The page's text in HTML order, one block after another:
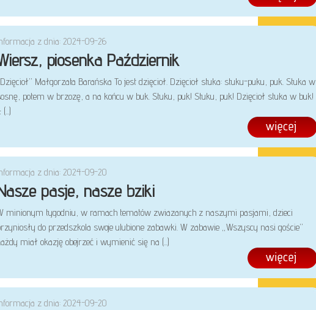
piosenka Październik
z dnia: 2024-09-26
Małgorzata Barańska To jest dzięcioł. Dzięcioł stuka: stuku-puku, puk. Stuka w
potem w brzozę, a na końcu w buk. Stuku, puk! Stuku, puk! Dzięcioł stuka w buk!
pasje, nasze bziki
z dnia: 2024-09-20
minionym tygodniu, w ramach tematów zwiazanych z naszymi pasjami, dzieci
do przedszkola swoje ulubione zabawki. W zabawie „Wszyscy nasi goście”
miał okazję obejrzeć i wymienić się na (...)
z dnia: 2024-09-20